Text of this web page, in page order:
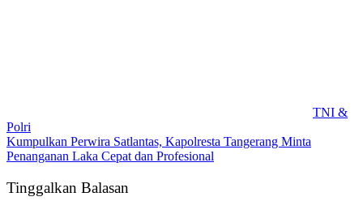
TNI &
Polri
Kumpulkan Perwira Satlantas, Kapolresta Tangerang Minta
Penanganan Laka Cepat dan Profesional
Tinggalkan Balasan